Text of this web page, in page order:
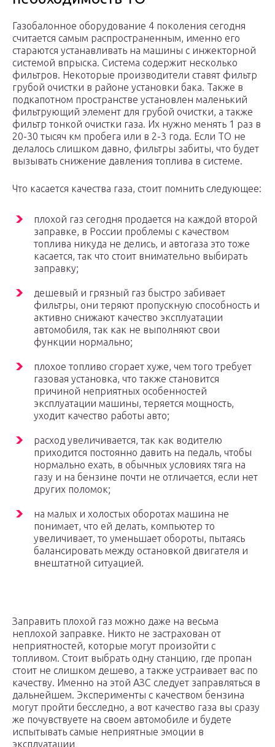
Газобалонное оборудование 4 поколения сегодня
считается самым распространенным, именно его
стараются устанавливать на машины с инжекторной
системой впрыска. Система содержит несколько
фильтров. Некоторые производители ставят фильтр
грубой очистки в районе установки бака. Также в
подкапотном пространстве установлен маленький
фильтрующий элемент для грубой очистки, а также
фильтр тонкой очистки газа. Их нужно менять 1 раз в
20-30 тысяч км пробега или в 2-3 года. Если ТО не
делалось слишком давно, фильтры забиты, что будет
вызывать снижение давления топлива в системе.
Что касается качества газа, стоит помнить следующее:
плохой газ сегодня продается на каждой второй
заправке, в России проблемы с качеством
топлива никуда не делись, и автогаза это тоже
касается, так что стоит внимательно выбирать
заправку;
дешевый и грязный газ быстро забивает
фильтры, они теряют пропускную способность и
активно снижают качество эксплуатации
автомобиля, так как не выполняют свои
функции нормально;
плохое топливо сгорает хуже, чем того требует
газовая установка, что также становится
причиной неприятных особенностей
эксплуатации машины, теряется мощность,
уходит качество работы авто;
расход увеличивается, так как водителю
приходится постоянно давить на педаль, чтобы
нормально ехать, в обычных условиях тяга на
газу и на бензине почти не отличается, если нет
других поломок;
на малых и холостых оборотах машина не
понимает, что ей делать, компьютер то
увеличивает, то уменьшает обороты, пытаясь
балансировать между остановкой двигателя и
внештатной ситуацией.
Заправить плохой газ можно даже на весьма
неплохой заправке. Никто не застрахован от
неприятностей, которые могут произойти с
топливом. Стоит выбрать одну станцию, где пропан
стоит не слишком дешево, а также устраивает вас по
качеству. Именно на этой АЗС следует заправляться в
дальнейшем. Эксперименты с качеством бензина
могут пройти бесследно, а вот качество газа вы сразу
же почувствуете на своем автомобиле и будете
испытывать самые неприятные эмоции в
эксплуатации